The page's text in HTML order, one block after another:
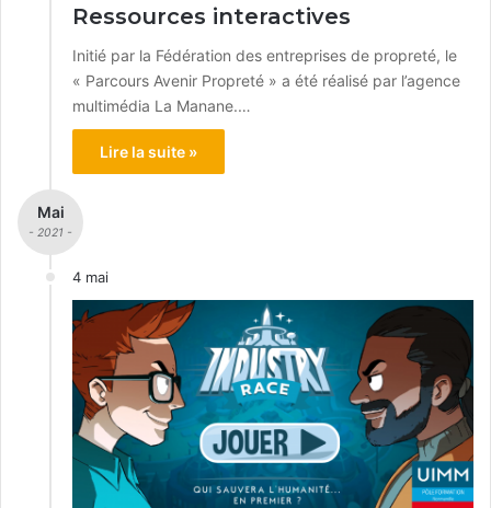
Ressources interactives
Initié par la Fédération des entreprises de propreté, le
« Parcours Avenir Propreté » a été réalisé par l’agence
multimédia La Manane.…
Lire la suite »
Mai
- 2021 -
4 mai